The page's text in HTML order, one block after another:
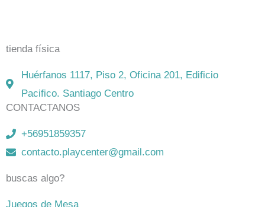
tienda física
Huérfanos 1117, Piso 2, Oficina 201, Edificio
Pacifico. Santiago Centro
CONTACTANOS
+56951859357
contacto.playcenter@gmail.com
buscas algo?
Juegos de Mesa